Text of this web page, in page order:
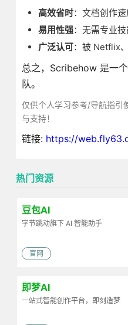
高效省时：文档创作
易用性强：无需专业
广泛认可：被 Netflix
总之，Scribehow 是一
队。
仅供个人学习参考/导航指引
与支持！
链接: https://
热门资源
豆包AI
字节跳动旗下 AI 智能助手
官网
即梦AI
一站式智能创作平台，即刻造梦